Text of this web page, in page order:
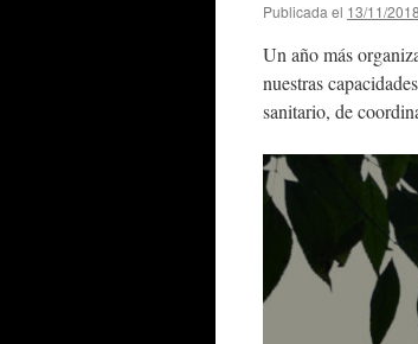
Publicada el 13/11/2018
Un año más
nuestras
sanitario, de